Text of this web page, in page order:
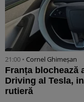
21:00 • Cornel Ghimeșan
Franța blochează
Driving al Tesla,
rutieră